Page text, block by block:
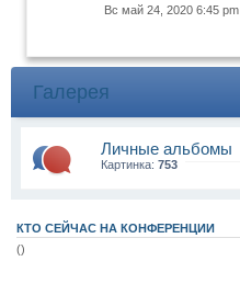
Вс май 24, 2020 6:45 pm
Галерея
Личные альбомы
Картинка: 753
КТО СЕЙЧАС НА КОНФЕРЕНЦИИ
()